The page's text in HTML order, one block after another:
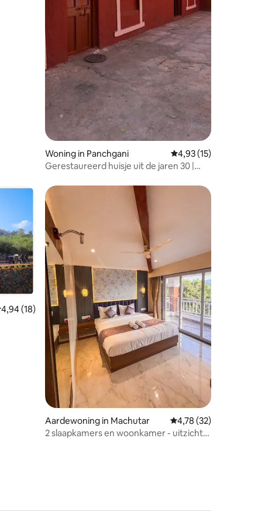
Woning in Panchgani Gemiddelde
4,93 (15)
Gerestaureerd huisje uit de jaren 30 |
beoordeling van 4,94 op 5, 18 recensies
4,94 (18)
Aardewoning in Machutar Gemiddelde
4,78 (32)
2 slaapkamers en woonkamer - uitzicht